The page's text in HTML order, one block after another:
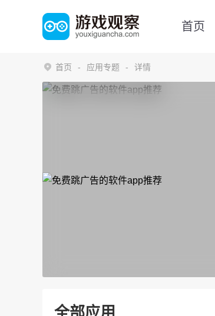
首页
首页 应用专题 详情
全部应用